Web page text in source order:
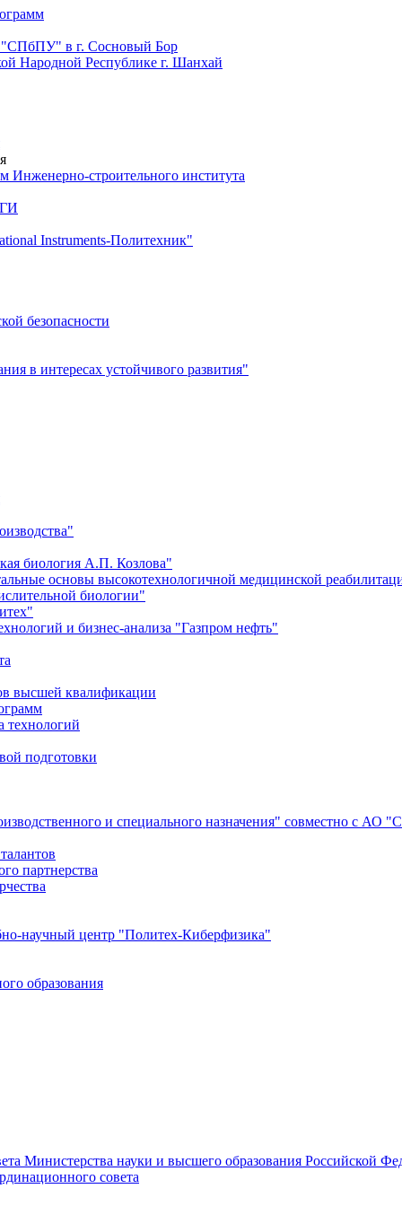
"СПбПУ" в г. Сосновый Бор
Народной Республике г. Шанхай
строительного института
Instruments-Политехник"
безопасности
в интересах устойчивого развития"
биология А.П. Козлова"
основы высокотехнологичной медицинской
биологии"
и бизнес-анализа "Газпром нефть"
высшей квалификации
технологий
подготовки
и специального назначения" совместно с
партнерства
научный центр "Политех-Киберфизика"
образования
Министерства науки и высшего образования Российской
совета